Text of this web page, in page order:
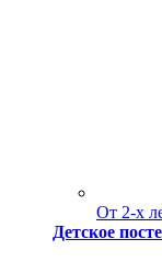
От 2-х
Детское